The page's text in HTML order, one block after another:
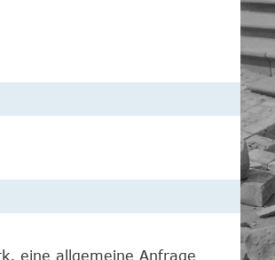
eine allgemeine Anfrage